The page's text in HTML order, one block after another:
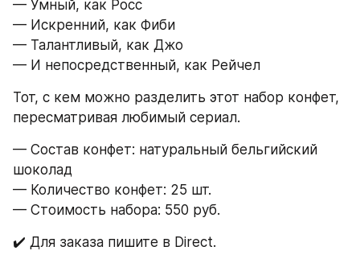
— Умный, как Росс
— Искренний, как Фиби
— Талантливый, как Джо
— И непосредственный, как Рейчел
Тот, с кем можно разделить этот набор конфет,
пересматривая любимый сериал.
— Состав конфет: натуральный бельгийский
шоколад
— Количество конфет: 25 шт.
— Стоимость набора: 550 руб.
✔️ Для заказа пишите в Direct.